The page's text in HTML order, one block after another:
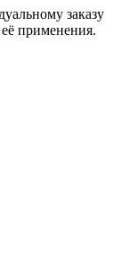
заказу
применения.